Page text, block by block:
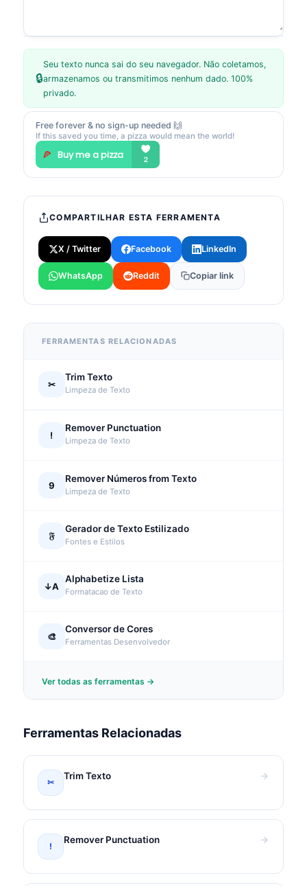
🔒
Seu texto nunca sai do seu navegador. Não coletamos,
armazenamos ou transmitimos nenhum dado. 100%
privado.
Free forever & no sign-up needed 🙌
If this saved you time, a pizza would mean the world!
COMPARTILHAR ESTA FERRAMENTA
X / Twitter Facebook LinkedIn
WhatsApp Reddit Copiar link
FERRAMENTAS RELACIONADAS
✂
Trim Texto
Limpeza de Texto
!
Remover Punctuation
Limpeza de Texto
9
Remover Números from Texto
Limpeza de Texto
𝔉
Gerador de Texto Estilizado
Fontes e Estilos
↓A
Alphabetize Lista
Formatacao de Texto
🎨
Conversor de Cores
Ferramentas Desenvolvedor
Ver todas as ferramentas →
Ferramentas Relacionadas
✂
Trim Texto
!
Remover Punctuation